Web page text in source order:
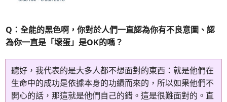
Q：全能的黑色啊，你對於人們一直認為你有不良意圖、認
為你一直是「壞蛋」是OK的嗎？
聽好，我代表的是大多人都不想面對的東西：就是他們在
生命中的成功是依據本身的功績而來的，所以如果他們不
開心的話，那這就是他們自己的錯。這是很難面對的。直